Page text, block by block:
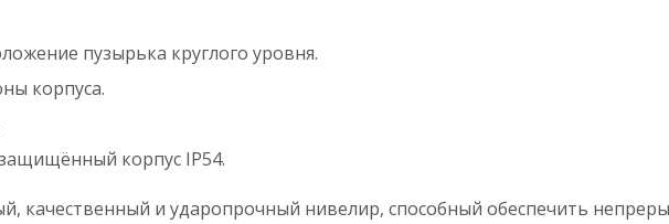
пузырька круглого уровня.
корпуса.
корпус IP54.
качественный и ударопрочный нивелир, способный обеспечить